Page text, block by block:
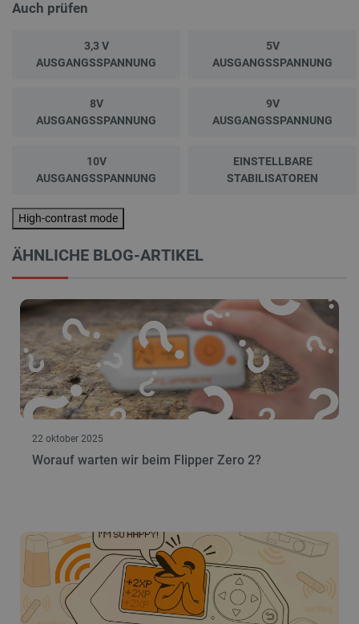
Auch prüfen
3,3 V
AUSGANGSSPANNUNG
5V
AUSGANGSSPANNUNG
8V
AUSGANGSSPANNUNG
9V
AUSGANGSSPANNUNG
10V
AUSGANGSSPANNUNG
EINSTELLBARE
STABILISATOREN
High-contrast mode
ÄHNLICHE BLOG-ARTIKEL
22 oktober 2025
Worauf warten wir beim Flipper Zero 2?